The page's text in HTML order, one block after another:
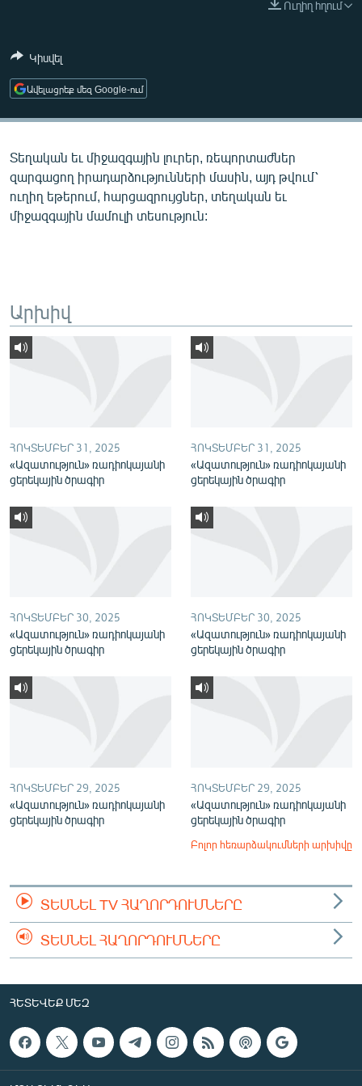
ՄԵԿՆԱԲԱՆՈՒԹՅՈՒՆ
ԿՈՐՈՆԱՎԻՐՈՒՍ
ԱՐԽԻՎ
ՏԵՍԱՆՅՈՒԹԵՐ
ՓՈԴՔԱՍԹ
Հայերեն
ՀԵՏԵՎԵՔ ՄԵԶ
Ուղիղ հղում
Կիսվել
Ավելացրեք մեզ Google-ում
Տեղական եւ միջազգային լուրեր, ռեպորտաժներ
զարգացող իրադարձությունների մասին, այդ թվում՝
ուղիղ եթերում, հարցազրույցներ, տեղական եւ
միջազգային մամուլի տեսություն:
Արխիվ
ՀՈԿՏԵՄԲԵՐ 31, 2025
«Ազատություն» ռադիոկայանի
ցերեկային ծրագիր
ՀՈԿՏԵՄԲԵՐ 31, 2025
«Ազատություն» ռադիոկայանի
ցերեկային ծրագիր
ՀՈԿՏԵՄԲԵՐ 30, 2025
«Ազատություն» ռադիոկայանի
ցերեկային ծրագիր
ՀՈԿՏԵՄԲԵՐ 30, 2025
«Ազատություն» ռադիոկայանի
ցերեկային ծրագիր
ՀՈԿՏԵՄԲԵՐ 29, 2025
«Ազատություն» ռադիոկայանի
ցերեկային ծրագիր
ՀՈԿՏԵՄԲԵՐ 29, 2025
«Ազատություն» ռադիոկայանի
ցերեկային ծրագիր
Բոլոր հեռարձակումների արխիվը
ՏԵՍՆԵԼ TV ՀԱՂՈՐԴՈՒՄՆԵՐԸ
ՏԵՍՆԵԼ ՀԱՂՈՐԴՈՒՄՆԵՐԸ
ՀԵՏԵՎԵՔ ՄԵԶ